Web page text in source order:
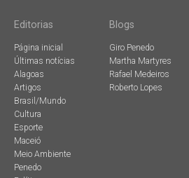
Editorias
Página inicial
Últimas notícias
Alagoas
Artigos
Brasil/Mundo
Cultura
Esporte
Maceió
Meio Ambiente
Penedo
Blogs
Giro Penedo
Martha Martyres
Rafael Medeiros
Roberto Lopes